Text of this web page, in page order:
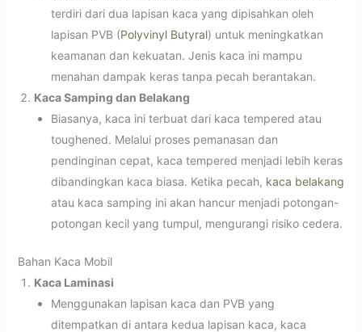
terdiri dari dua lapisan kaca yang dipisahkan oleh
lapisan PVB (Polyvinyl Butyral) untuk meningkatkan
keamanan dan kekuatan. Jenis kaca ini mampu
menahan dampak keras tanpa pecah berantakan.
Kaca Samping dan Belakang
Biasanya, kaca ini terbuat dari kaca tempered atau
toughened. Melalui proses pemanasan dan
pendinginan cepat, kaca tempered menjadi lebih keras
dibandingkan kaca biasa. Ketika pecah, kaca belakang
atau kaca samping ini akan hancur menjadi potongan-
potongan kecil yang tumpul, mengurangi risiko cedera.
Bahan Kaca Mobil
Kaca Laminasi
Menggunakan lapisan kaca dan PVB yang
ditempatkan di antara kedua lapisan kaca, kaca